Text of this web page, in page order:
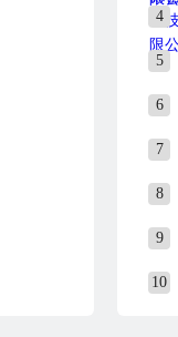
4
5
6
7
8
9
10